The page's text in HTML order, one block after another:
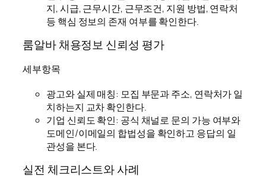
지, 시급, 근무시간, 근무조건, 지원 방법, 연락처
등 핵심 정보의 존재 여부를 확인한다.
룸알바 채용정보 신뢰성 평가
세부항목
광고와 실제 매칭: 모집 부문과 주소, 연락처가 일
치하는지 교차 확인한다.
기업 신뢰도 확인: 공식 채널로 문의 가능 여부와
도메인/이메일의 합법성을 확인하고 응답의 일
관성을 본다.
실전 체크리스트와 사례